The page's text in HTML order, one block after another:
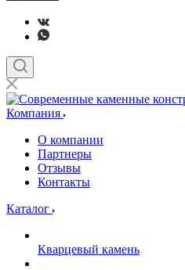
Компания
О компании
Партнеры
Отзывы
Контакты
Каталог
Кварцевый камень